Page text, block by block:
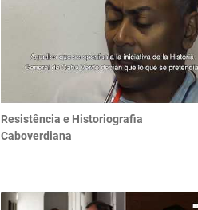
Resistência e Historiografia
Caboverdiana